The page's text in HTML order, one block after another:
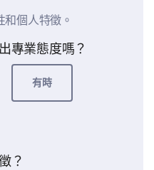
個人特徵。
專業態度嗎？
有時
？